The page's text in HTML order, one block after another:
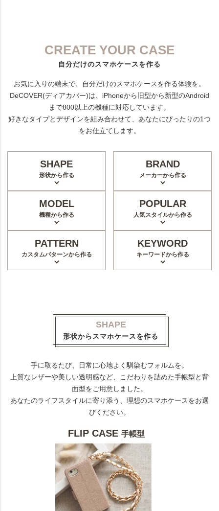
CREATE YOUR CASE
自分だけのスマホケースを作る
お気に入りの端末で、自分だけのスマホケースを作る体験を。
DeCOVER(ディアカバー)は、iPhoneから旧型から新型のAndroid
まで800以上の機種に対応しています。
好きなタイプとデザインを組み合わせて、あなたにぴったりの1つ
をお仕立てします。
SHAPE
形状から作る
BRAND
メーカーから作る
MODEL
機種から作る
POPULAR
人気スタイルから作る
PATTERN
カスタムパターンから作る
KEYWORD
キーワードから作る
SHAPE
形状からスマホケースを作る
手に取るたび、日常に心地よく馴染むフォルムを。
上質なレザーや美しい透明感など、こだわりを詰めた手帳型と背
面型をご用意しました。
あなたのライフスタイルに寄り添う、理想のスマホケースをお選
びください。
FLIP CASE手帳型